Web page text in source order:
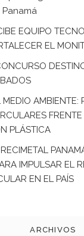
EQUIPO
EL
AMBIENTE:
PLÁSTICA
IMPULSAR EL
EN EL PAÍS
ARCHIVOS